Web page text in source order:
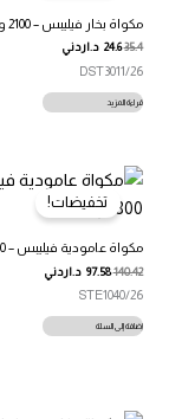
مكواة بخار فيليبس – 2100 واط
35.4
24.6 د.اردني
DST3011/26
قراءة المزيد
تخفيضات!
مكواة عامودية فيليبس – 1800 واط
140.42
97.58 د.اردني
STE1040/26
إضافة إلى السلة